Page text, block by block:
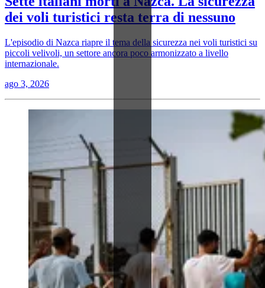
dei voli turistici resta terra di nessuno
L'episodio di Nazca riapre il tema della sicurezza nei voli turistici su
piccoli velivoli, un settore ancora poco armonizzato a livello
internazionale.
ago 3, 2026